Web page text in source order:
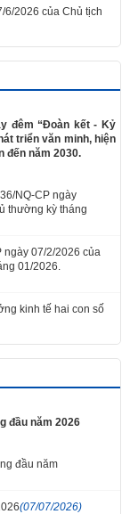
6/2026 của Chủ tịch
đêm “Đoàn kết - Kỷ
triển văn minh, hiện
đến năm 2030.
NQ-CP ngày
thường kỳ tháng
07/2/2026 của
01/2026.
kinh tế hai con số
đầu năm 2026
đầu năm
(07/07/2026)